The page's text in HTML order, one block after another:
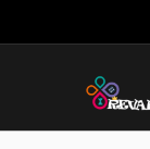
al